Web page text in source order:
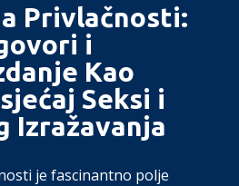
Privlačnosti:
i
Kao
Seksi i
Izražavanja
je fascinantno polje